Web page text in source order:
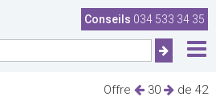
Conseils 034 533 34 35
Offre 30 de 42